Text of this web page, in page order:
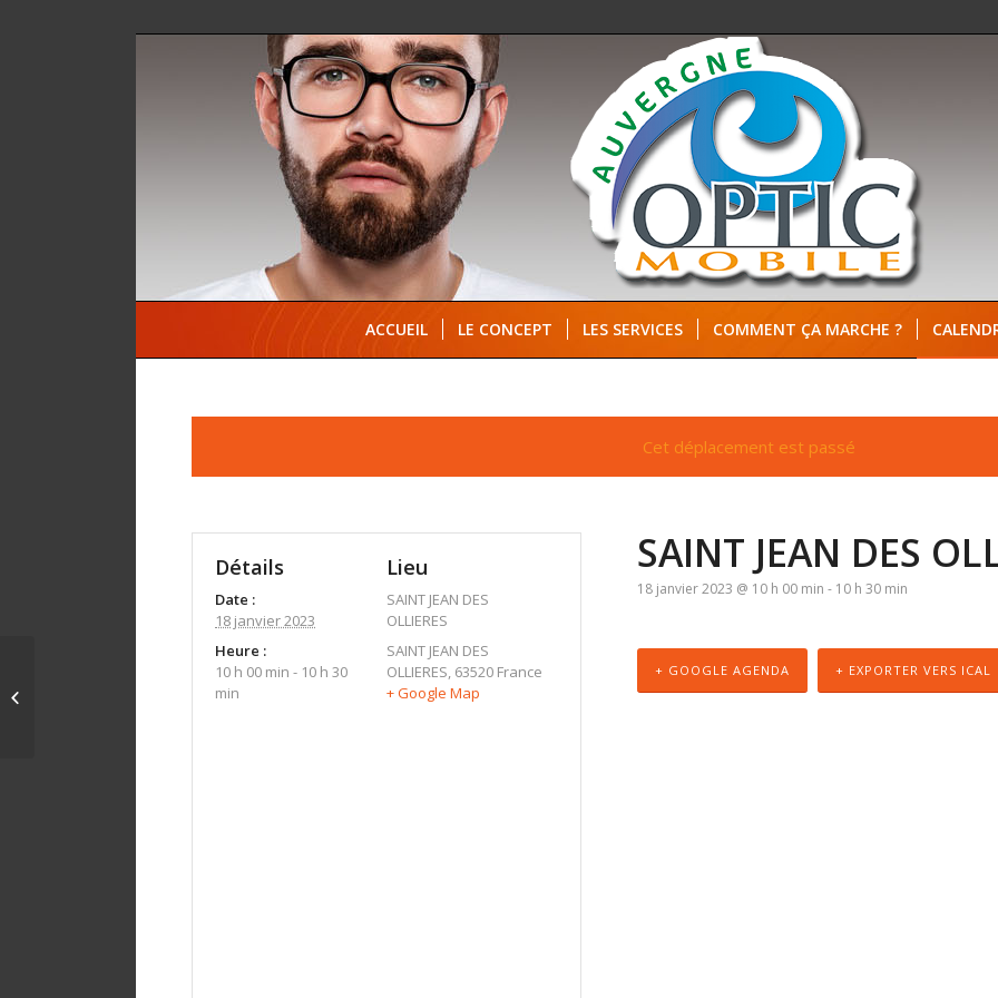
ACCUEIL LE CONCEPT LES SERVICES COMMENT ÇA MARCHE ?
Cet déplacement est passé
SAINT JEAN DES
18 janvier 2023 @ 10 h 00 min - 10 h 30 min
+ GOOGLE AGENDA + EXPORTER VERS ICAL
Détails
Date :
18 janvier 2023
Heure :
10 h 00 min - 10 h 30
min
Lieu
SAINT JEAN DES
OLLIERES
SAINT JEAN DES
OLLIERES, 63520 France
+ Google Map